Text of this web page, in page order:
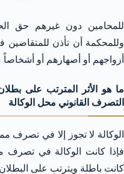
للمحامين دون غيرهم حق
وللمحكمة أن تأذن للمتقاضين
أزواجهم أو أصهارهم أو أشخاصاً
ما هو الأثر المترتب على
التصرف القانوني محل الوكالة
الوكالة لا تجوز إلا في تصرف
فإذا كانت الوكالة في
كانت باطلة ويترتب على